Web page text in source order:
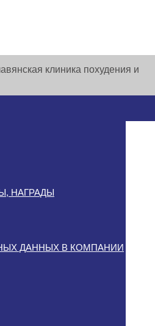
клиника похудения и
НАГРАДЫ
ДАННЫХ В КОМПАНИИ